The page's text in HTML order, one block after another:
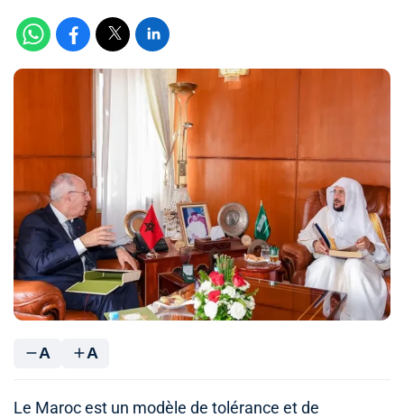
A A
Le Maroc est un modèle de tolérance et de